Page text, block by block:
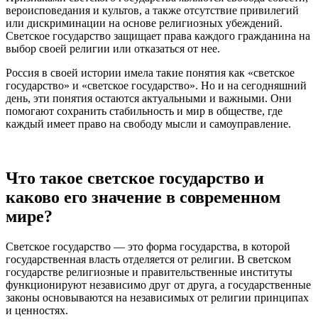
вероисповедания и культов, а также отсутствие привилегий
или дискриминации на основе религиозных убеждений.
Светское государство защищает права каждого гражданина на
выбор своей религии или отказаться от нее.
Россия в своей истории имела такие понятия как «светское
государство» и «светское государство». Но и на сегодняшний
день, эти понятия остаются актуальными и важными. Они
помогают сохранить стабильность и мир в обществе, где
каждый имеет право на свободу мысли и самоуправление.
Что такое светское государство и
каково его значение в современном
мире?
Светское государство — это форма государства, в которой
государственная власть отделяется от религии. В светском
государстве религиозные и правительственные институты
функционируют независимо друг от друга, а государственные
законы основываются на независимых от религии принципах
и ценностях.